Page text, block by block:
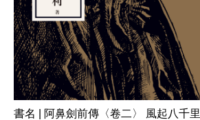
書名 | 阿鼻劍前傳〈卷二〉 風起八千里